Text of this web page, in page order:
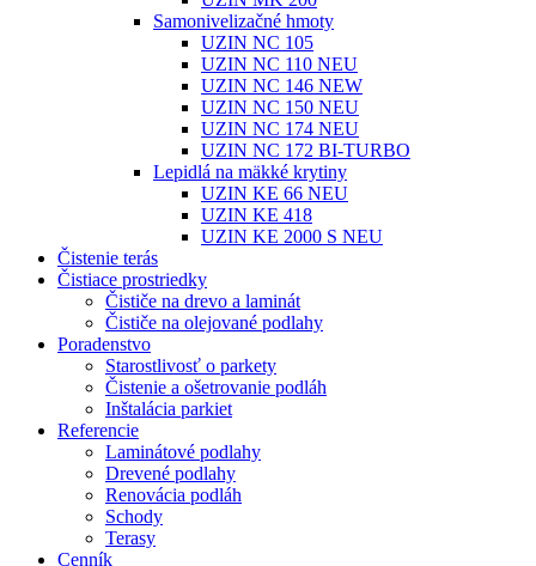
Samonivelizačné hmoty
UZIN NC 105
UZIN NC 110 NEU
UZIN NC 146 NEW
UZIN NC 150 NEU
UZIN NC 174 NEU
UZIN NC 172 BI-TURBO
Lepidlá na mäkké krytiny
UZIN KE 66 NEU
UZIN KE 418
UZIN KE 2000 S NEU
Čistenie terás
Čistiace prostriedky
Čističe na drevo a laminát
Čističe na olejované podlahy
Poradenstvo
Starostlivosť o parkety
Čistenie a ošetrovanie podláh
Inštalácia parkiet
Referencie
Laminátové podlahy
Drevené podlahy
Renovácia podláh
Schody
Terasy
Cenník